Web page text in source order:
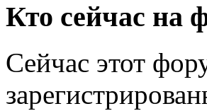
Кто сейчас на
Сейчас этот